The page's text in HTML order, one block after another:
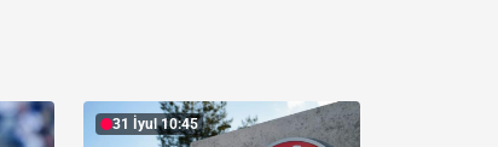
31 İyul 10:45